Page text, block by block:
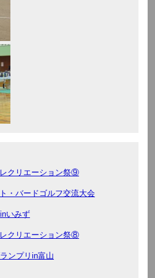
クリエーション祭⑨
・バードゴルフ交流大会
いみず
クリエーション祭⑧
ンプリin富山